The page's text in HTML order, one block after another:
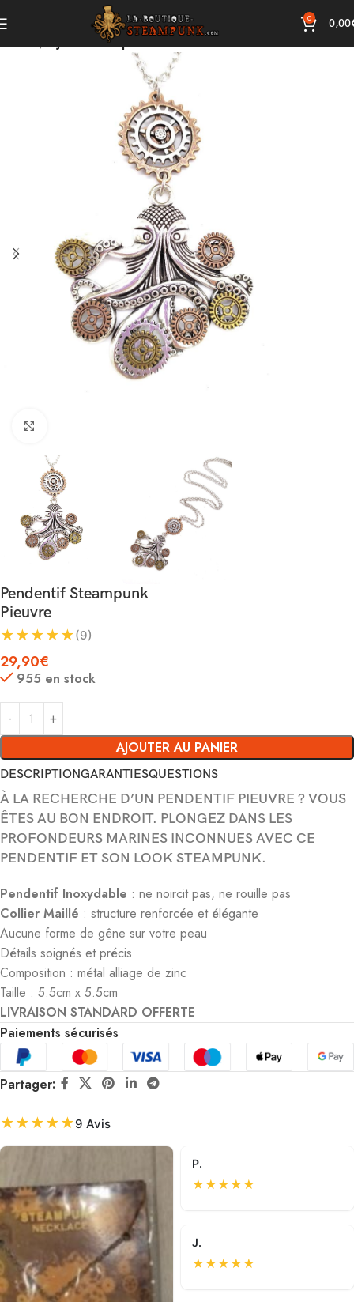
0 0,00
Bijoux Steampunk
Pendentif Steampunk
Pieuvre
★★★★★(9)
29,90€
955 en stock
AJOUTER AU PANIER
DESCRIPTIONGARANTIESQUESTIONS
À LA RECHERCHE D’UN PENDENTIF PIEUVRE ? VOUS
ÊTES AU BON ENDROIT. PLONGEZ DANS LES
PROFONDEURS MARINES INCONNUES AVEC CE
PENDENTIF ET SON LOOK STEAMPUNK.
Pendentif Inoxydable : ne noircit pas, ne rouille pas
Collier Maillé : structure renforcée et élégante
Aucune forme de gêne sur votre peau
Détails soignés et précis
Composition : métal alliage de zinc
Taille : 5.5cm x 5.5cm
LIVRAISON STANDARD OFFERTE
Paiements sécurisés
Partager:
★★★★★9 Avis
P.
★★★★★
J.
★★★★★